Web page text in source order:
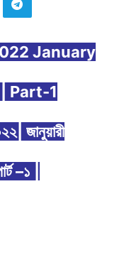
January
Part-1
জানুয়ারী
–১ |